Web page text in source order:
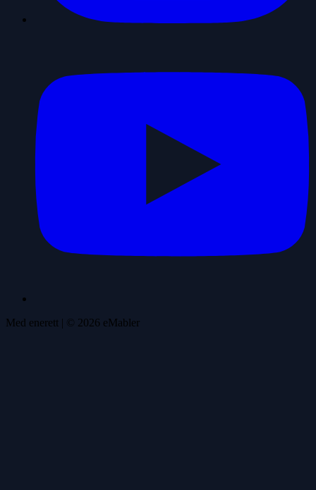
Med enerett | © 2026 eMabler